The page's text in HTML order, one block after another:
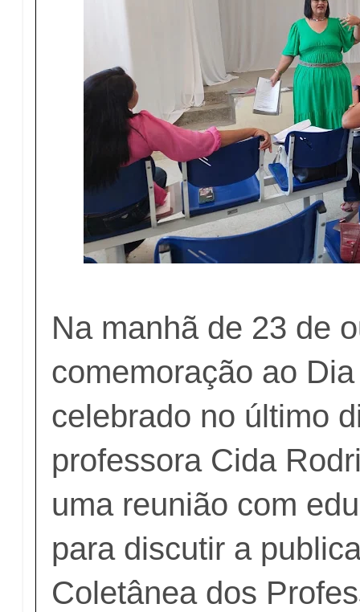
Na manhã de 23 de
comemoração ao
celebrado no último
professora Cida
uma reunião com
para discutir a
Coletânea dos